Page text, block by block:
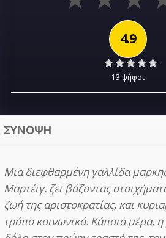
4.9
13 ψήφοι
ΣΥΝΟΨΗ
Μια διεφθαρμένη γαλλίδα
Μαρτέιγ, ζει βάζοντας
ζωή της αριστοκρατίας, και
τρόπο κοινωνικά. Κάποια μέρα,